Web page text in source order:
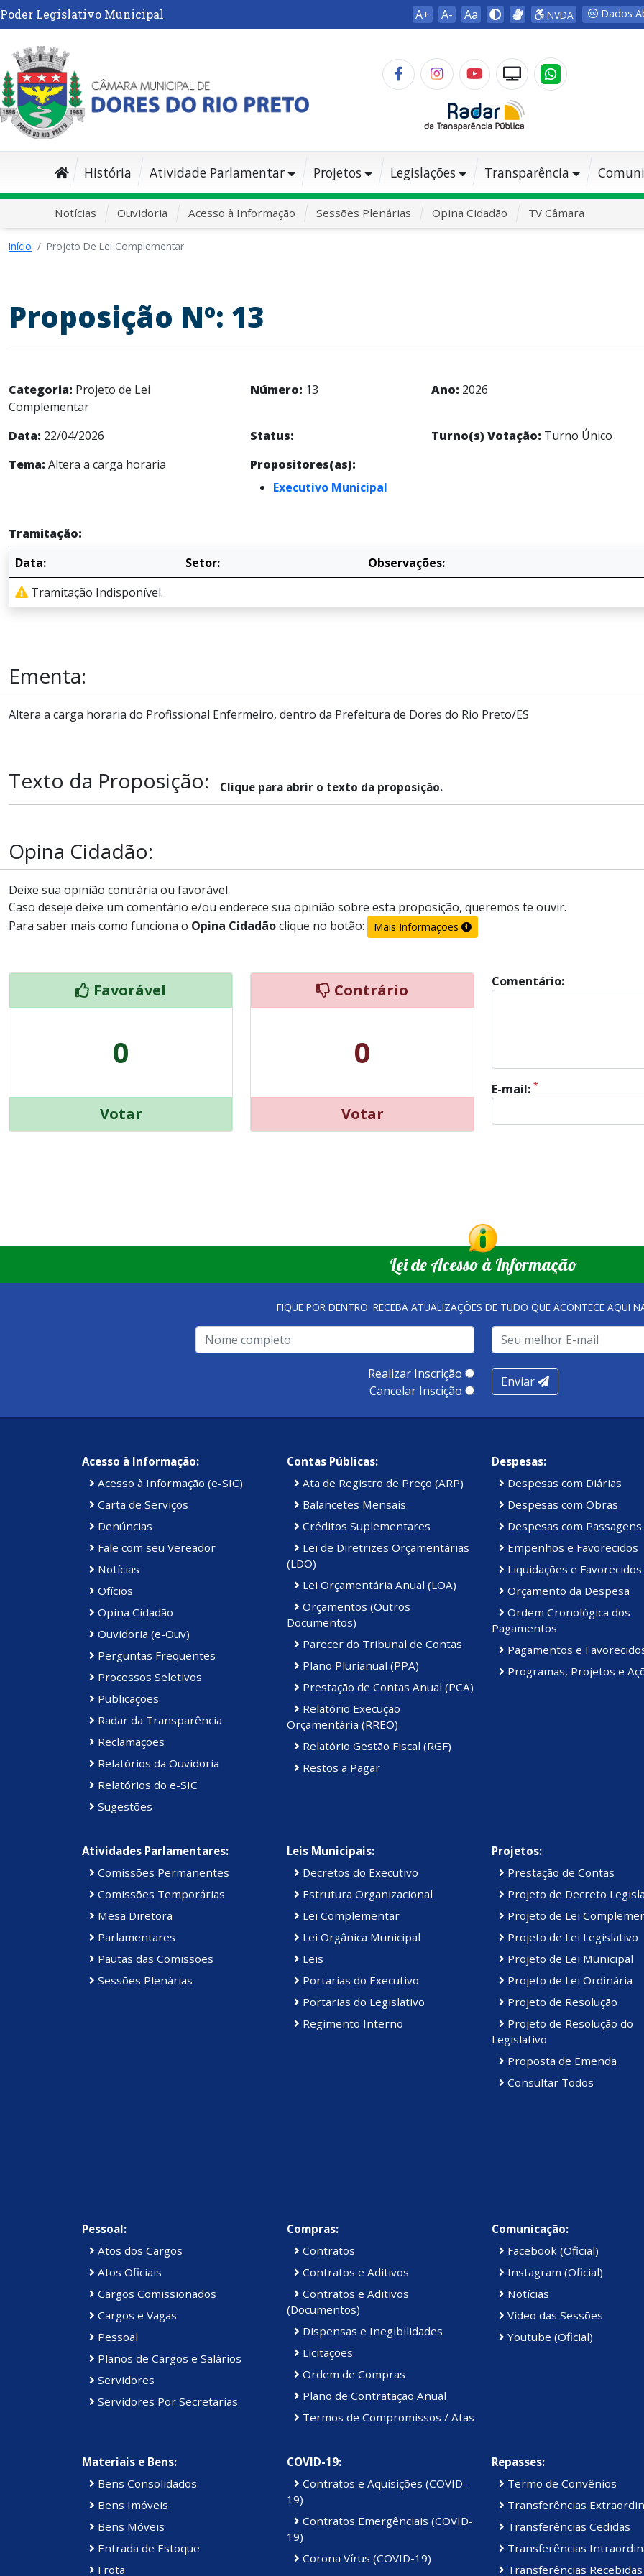
Poder Legislativo Municipal A+ A- Aa NVDA Dados
História Atividade Parlamentar Projetos Legislações Transparência
Notícias Ouvidoria Acesso à Informação Sessões Plenárias Opina Cidadão TV Câmara
Início Projeto De Lei Complementar
Proposição Nº: 13
Categoria: Projeto de Lei
Complementar
Número: 13 Ano: 2026
Data: 22/04/2026 Status: Turno(s) Votação: Turno Único
Tema: Altera a carga horaria
Propositores(as):
Executivo Municipal
Tramitação:
Data:
Setor:
Observações:
Tramitação Indisponível.
Ementa:
Altera a carga horaria do Profissional Enfermeiro, dentro da Prefeitura de Dores do Rio Preto/ES
Texto da Proposição: Clique para abrir o texto da proposição.
Opina Cidadão:
Deixe sua opinião contrária ou favorável.
Caso deseje deixe um comentário e/ou enderece sua opinião sobre esta proposição, queremos te ouvir.
Para saber mais como funciona o Opina Cidadãoclique no botão: Mais Informações
Favorável
0
Votar
Contrário
0
Votar
Comentário:
E-mail: *
Lei de Acesso à Informação
FIQUE POR DENTRO. RECEBA ATUALIZAÇÕES DE TUDO QUE ACONTECE AQUI
Realizar Inscrição
Cancelar Inscição
Enviar
Acesso à Informação:
Acesso à Informação (e-SIC)
Carta de Serviços
Denúncias
Fale com seu Vereador
Notícias
Ofícios
Opina Cidadão
Ouvidoria (e-Ouv)
Perguntas Frequentes
Processos Seletivos
Publicações
Radar da Transparência
Reclamações
Relatórios da Ouvidoria
Relatórios do e-SIC
Sugestões
Contas Públicas:
Ata de Registro de Preço (ARP)
Balancetes Mensais
Créditos Suplementares
Lei de Diretrizes Orçamentárias
(LDO)
Lei Orçamentária Anual (LOA)
Orçamentos (Outros
Documentos)
Parecer do Tribunal de Contas
Plano Plurianual (PPA)
Prestação de Contas Anual (PCA)
Relatório Execução
Orçamentária (RREO)
Relatório Gestão Fiscal (RGF)
Restos a Pagar
Despesas:
Despesas com Diárias
Despesas com Obras
Despesas com Passagens
Empenhos e Favorecidos
Liquidações e Favorecidos
Orçamento da Despesa
Ordem Cronológica dos
Pagamentos
Pagamentos e
Programas, Projetos e
Atividades Parlamentares:
Comissões Permanentes
Comissões Temporárias
Mesa Diretora
Parlamentares
Pautas das Comissões
Sessões Plenárias
Leis Municipais:
Decretos do Executivo
Estrutura Organizacional
Lei Complementar
Lei Orgânica Municipal
Leis
Portarias do Executivo
Portarias do Legislativo
Regimento Interno
Projetos:
Prestação de Contas
Projeto de Decreto
Projeto de Lei
Projeto de Lei Legislativo
Projeto de Lei Municipal
Projeto de Lei Ordinária
Projeto de Resolução
Projeto de Resolução do
Legislativo
Proposta de Emenda
Consultar Todos
Pessoal:
Atos dos Cargos
Atos Oficiais
Cargos Comissionados
Cargos e Vagas
Pessoal
Planos de Cargos e Salários
Servidores
Servidores Por Secretarias
Compras:
Contratos
Contratos e Aditivos
Contratos e Aditivos
(Documentos)
Dispensas e Inegibilidades
Licitações
Ordem de Compras
Plano de Contratação Anual
Termos de Compromissos / Atas
Comunicação:
Facebook (Oficial)
Instagram (Oficial)
Notícias
Vídeo das Sessões
Youtube (Oficial)
Materiais e Bens:
Bens Consolidados
Bens Imóveis
Bens Móveis
Entrada de Estoque
Frota
COVID-19:
Contratos e Aquisições (COVID-
19)
Contratos Emergênciais (COVID-
19)
Corona Vírus (COVID-19)
Repasses:
Termo de Convênios
Transferências
Transferências Cedidas
Transferências
Transferências Recebidas